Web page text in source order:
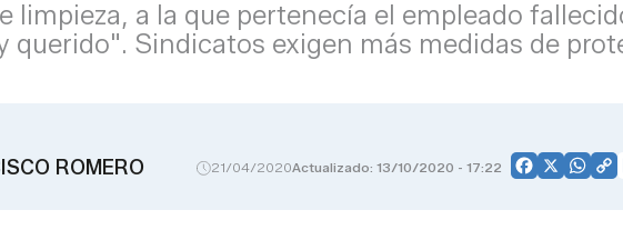
limpieza, a la que pertenecía el empleado
querido". Sindicatos exigen más medidas de
ROMERO 21/04/2020Actualizado: 13/10/2020 - 17:22 Facebook
X